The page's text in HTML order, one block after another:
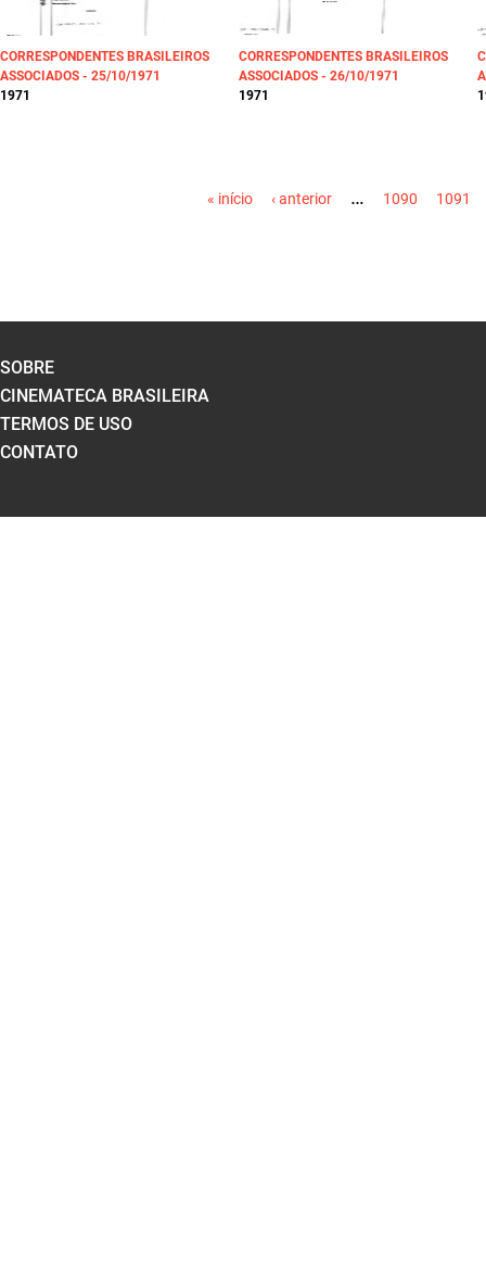
CORRESPONDENTES BRASILEIROS
ASSOCIADOS - 25/10/1971
1971
CORRESPONDENTES BRASILEIROS
ASSOCIADOS - 26/10/1971
1971
« início ‹ anterior … 1090 1091
SOBRE
CINEMATECA BRASILEIRA
TERMOS DE USO
CONTATO